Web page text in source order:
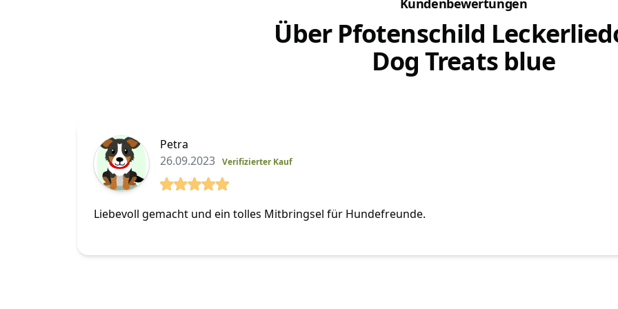
Kundenbewertungen
Über Pfotenschild
Dog Treats blue
Petra
26.09.2023 Verifizierter Kauf
Liebevoll gemacht und ein tolles Mitbringsel für Hundefreunde.